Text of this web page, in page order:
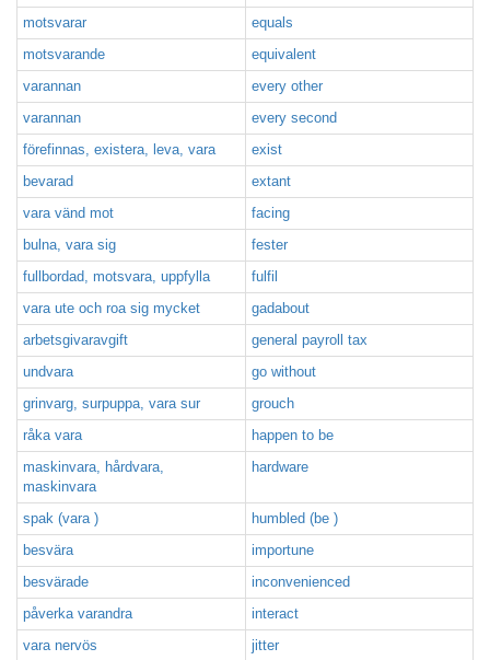
motsvarar
equals
motsvarande
equivalent
varannan
every other
varannan
every second
förefinnas, existera, leva, vara
exist
bevarad
extant
vara vänd mot
facing
bulna, vara sig
fester
fullbordad, motsvara, uppfylla
fulfil
vara ute och roa sig mycket
gadabout
arbetsgivaravgift
general payroll tax
undvara
go without
grinvarg, surpuppa, vara sur
grouch
råka vara
happen to be
maskinvara, hårdvara,
maskinvara
hardware
spak (vara )
humbled (be )
besvära
importune
besvärade
inconvenienced
påverka varandra
interact
vara nervös
jitter